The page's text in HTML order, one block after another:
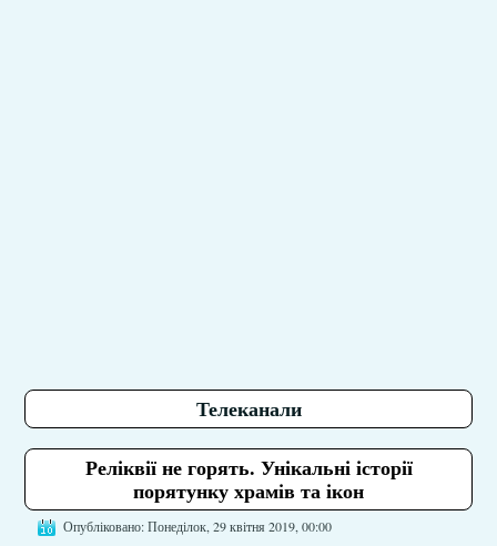
Телеканали
Реліквії не горять. Унікальні історії
порятунку храмів та ікон
Опубліковано: Понеділок, 29 квітня 2019, 00:00